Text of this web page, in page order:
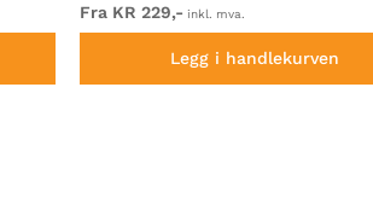
Fra KR 229,- inkl. mva.
Legg i handlekurven